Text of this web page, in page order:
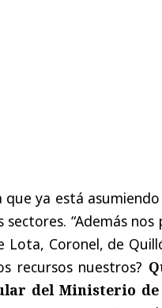
que ya está
“Además
Coronel, de
recursos nuestros?
del Ministerio